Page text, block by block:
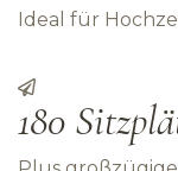
Ideal für
180